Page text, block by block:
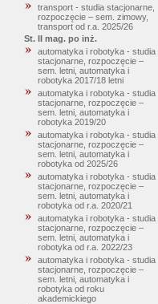
transport - studia stacjonarne,
rozpoczęcie – sem. zimowy,
transport od r.a. 2025/26
St. II mag. po inż.
automatyka i robotyka - studia
stacjonarne, rozpoczęcie –
sem. letni, automatyka i
robotyka 2017/18 letni
automatyka i robotyka - studia
stacjonarne, rozpoczęcie –
sem. letni, automatyka i
robotyka 2019/20
automatyka i robotyka - studia
stacjonarne, rozpoczęcie –
sem. letni, automatyka i
robotyka od 2025/26
automatyka i robotyka - studia
stacjonarne, rozpoczęcie –
sem. letni, automatyka i
robotyka od r.a. 2020/21
automatyka i robotyka - studia
stacjonarne, rozpoczęcie –
sem. letni, automatyka i
robotyka od r.a. 2022/23
automatyka i robotyka - studia
stacjonarne, rozpoczęcie –
sem. letni, automatyka i
robotyka od roku
akademickiego